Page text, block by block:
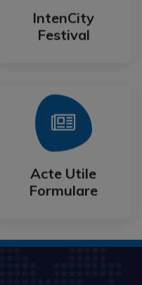
IntenCity
Festival
IntenCity
Festival
Acte Utile
Formulare
Acte Utile
Formulare
Mai Mult